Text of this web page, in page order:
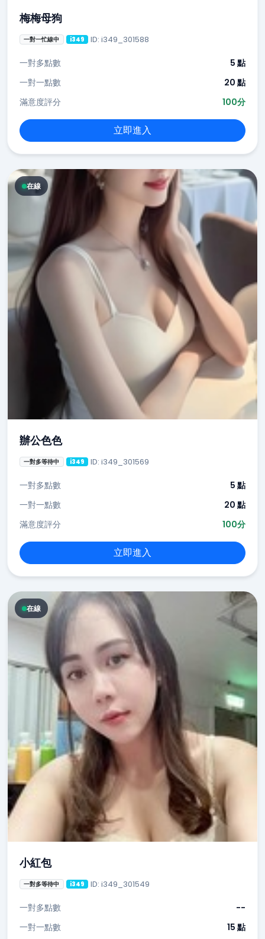
梅梅母狗
一對一忙線中 i349 ID: i349_301588
一對多點數
5 點
一對一點數
20 點
滿意度評分
100分
立即進入
在線
辦公色色
一對多等待中 i349 ID: i349_301569
一對多點數
5 點
一對一點數
20 點
滿意度評分
100分
立即進入
在線
小紅包
一對多等待中 i349 ID: i349_301549
一對多點數
--
一對一點數
15 點